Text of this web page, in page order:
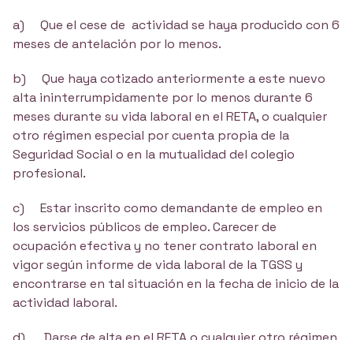
a) Que el cese de actividad se haya producido con 6
meses de antelación por lo menos.
b) Que haya cotizado anteriormente a este nuevo
alta ininterrumpidamente por lo menos durante 6
meses durante su vida laboral en el RETA, o cualquier
otro régimen especial por cuenta propia de la
Seguridad Social o en la mutualidad del colegio
profesional.
c) Estar inscrito como demandante de empleo en
los servicios públicos de empleo. Carecer de
ocupación efectiva y no tener contrato laboral en
vigor según informe de vida laboral de la TGSS y
encontrarse en tal situación en la fecha de inicio de la
actividad laboral.